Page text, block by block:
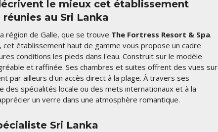
le mieux cet établissement
au Sri Lanka
région de Galle, que se trouve The Fortress Resort & Spa.
établissement haut de gamme vous propose un cadre
conditions les pieds dans l'eau. Construit sur le modèle
et raffinée. Ses chambres et suites offrent des vues sur
par ailleurs d'un accès direct à la plage. À travers ses
spécialités locale ou des mets internationaux et à la
un verre dans une atmosphère romantique.
Sri Lanka